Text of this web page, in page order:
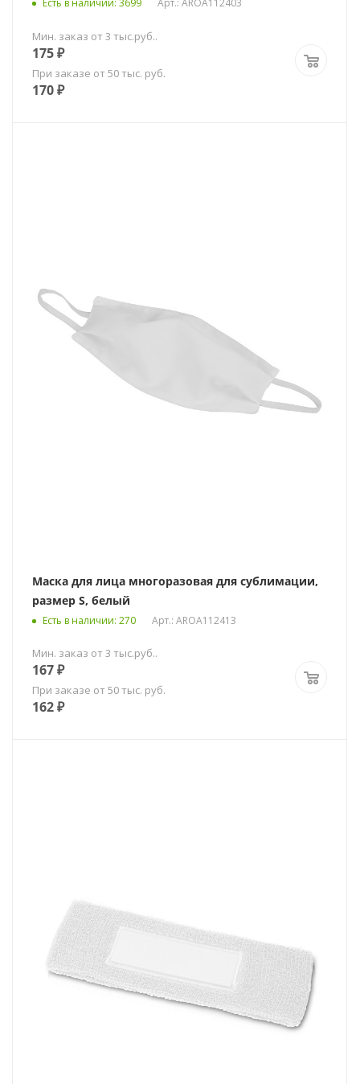
Есть в наличии: 3699 Арт.: AROA112403
Мин. заказ от 3 тыс.руб..
175₽
При заказе от 50 тыс. руб.
170₽
Маска для лица многоразовая для сублимации,
размер S, белый
Есть в наличии: 270 Арт.: AROA112413
Мин. заказ от 3 тыс.руб..
167₽
При заказе от 50 тыс. руб.
162₽